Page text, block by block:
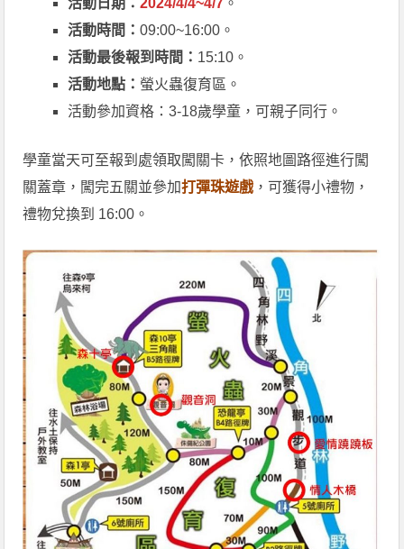
活動時間：09:00~16:00。
活動最後報到時間： 15:10。
活動地點： 螢火蟲復育區。
活動參加資格：3-18歲學童，可親子同行。
學童當天可至報到處領取闖關卡，依照地圖路徑進行闖
關蓋章，闖完五關並參加打彈珠遊戲 ，可獲得小禮物，
禮物兌換到 16:00。